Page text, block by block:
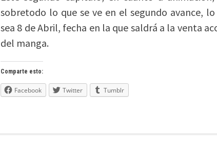
sobretodo lo que se ve en el segundo avance,
sea 8 de Abril, fecha en la que saldrá a la venta
del manga.
Comparte esto:
Facebook Twitter Tumblr